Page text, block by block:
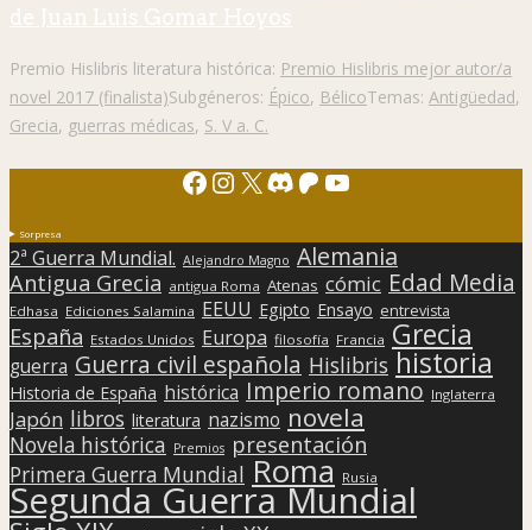
de Juan Luis Gomar Hoyos
Premio Hislibris literatura histórica: Premio Hislibris mejor autor/a
novel 2017 (finalista)Subgéneros: Épico, BélicoTemas: Antigüedad,
Grecia, guerras médicas, S. V a. C.
Facebook
Instagram
X Discord
Patreon
YouTube
Sorpresa
2ª Guerra Mundial. Alejandro Magno Alemania
Antigua Grecia antigua Roma Atenas cómic Edad Media
Edhasa Ediciones Salamina EEUU Egipto Ensayo entrevista
España Estados Unidos Europa filosofía Francia Grecia
guerra Guerra civil española Hislibris historia
Historia de España histórica Imperio romano Inglaterra
Japón libros literatura nazismo novela
Novela histórica Premios presentación
Primera Guerra Mundial Roma Rusia
Segunda Guerra Mundial